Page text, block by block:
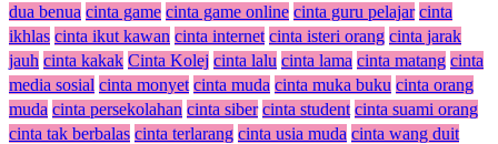
dua benua cinta game cinta game online cinta guru pelajar cinta
ikhlas cinta ikut kawan cinta internet cinta isteri orang cinta jarak
jauh cinta kakak Cinta Kolej cinta lalu cinta lama cinta matang cinta
media sosial cinta monyet cinta muda cinta muka buku cinta orang
muda cinta persekolahan cinta siber cinta student cinta suami orang
cinta tak berbalas cinta terlarang cinta usia muda cinta wang duit